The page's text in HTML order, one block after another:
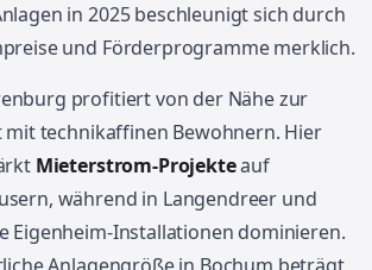
in 2025 beschleunigt sich durch
und Förderprogramme merklich.
profitiert von der Nähe zur
mit technikaffinen Bewohnern. Hier
Mieterstrom-Projekteauf
während in Langendreer und
Eigenheim-Installationen dominieren.